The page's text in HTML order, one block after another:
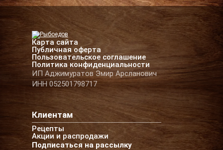
Карта сайта
Публичная оферта
Пользовательское соглашение
Политика конфиденциальности
ИП Аджимуратов Эмир Арсланович
ИНН 052501798717
Клиентам
Рецепты
Акции и распродажи
Подписаться на рассылку